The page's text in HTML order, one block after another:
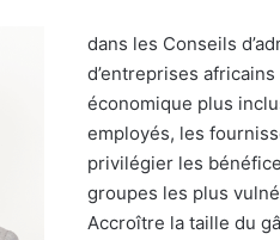
dans les Conseils
d’entreprises
économique plus
employés, les
privilégier les
groupes les plus
Accroître la taille du